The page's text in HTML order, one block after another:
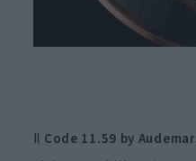
Il Code 11.59 by